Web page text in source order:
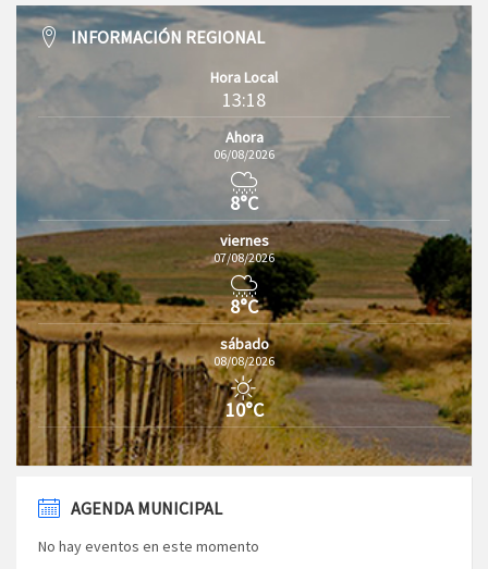
INFORMACIÓN REGIONAL
Hora Local
13:18
Ahora
06/08/2026
8°C
viernes
07/08/2026
8°C
sábado
08/08/2026
10°C
AGENDA MUNICIPAL
No hay eventos en este momento